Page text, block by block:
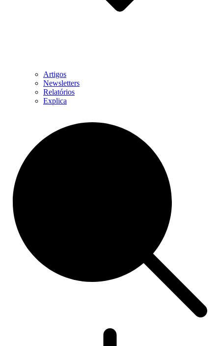
Artigos
Newsletters
Relatórios
Explica